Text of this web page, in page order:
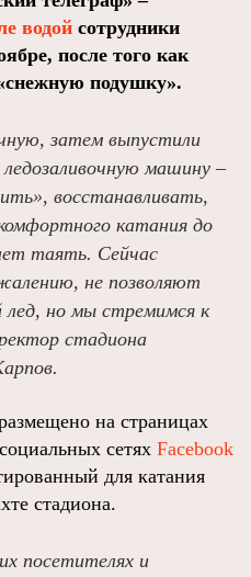
водой сотрудники
после того как
подушку».
затем выпустили
машину –
восстанавливать,
катания до
таять. Сейчас
не позволяют
лед, но мы стремимся к
стадиона
на страницах
сетях Facebook
для катания
стадиона.
посетителях и